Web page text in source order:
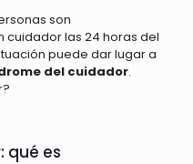
son
cuidador las 24 horas del
puede dar lugar a
del cuidador.
qué es